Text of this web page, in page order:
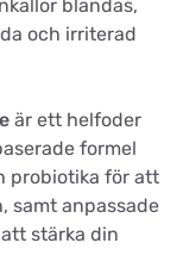
blandas,
och irriterad
är ett helfoder
formel
probiotika för att
samt anpassade
stärka din